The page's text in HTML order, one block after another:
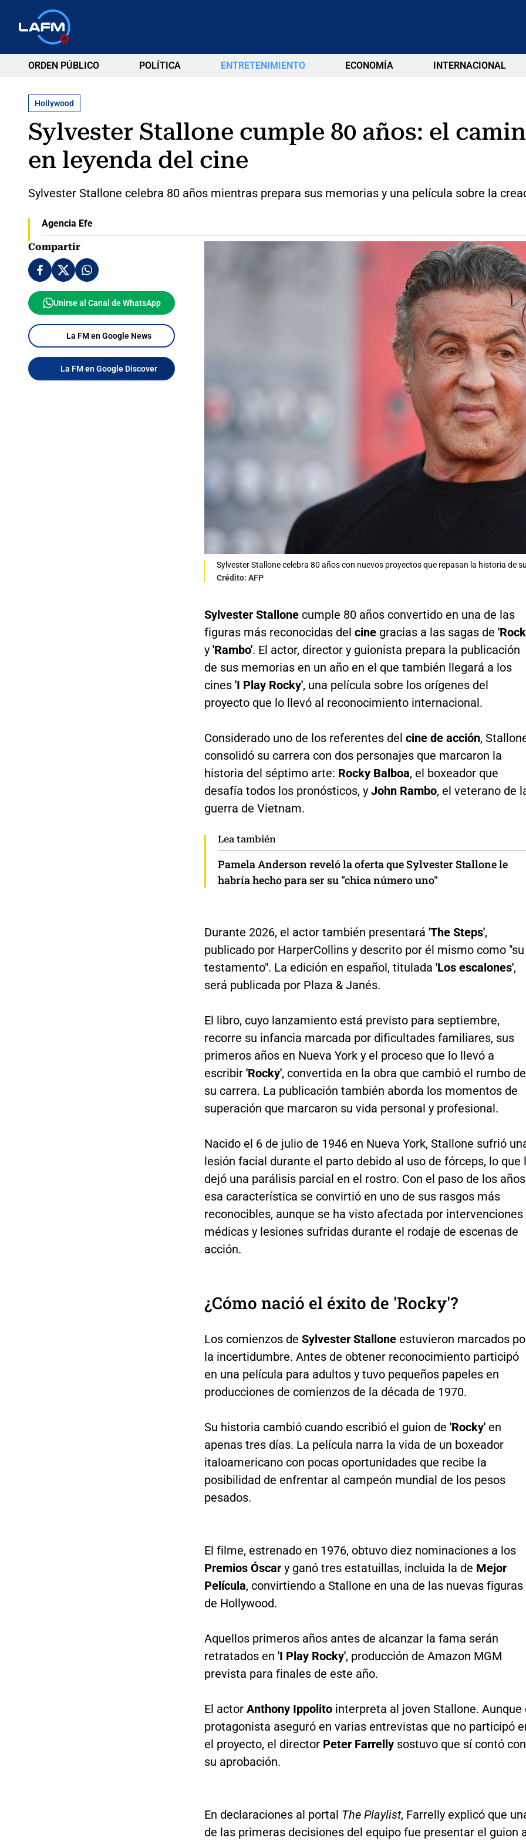
ORDEN PÚBLICO POLÍTICA ENTRETENIMIENTO ECONOMÍA INTERNACIONAL
Hollywood
Sylvester Stallone cumple 80 años: el
en leyenda del cine
Sylvester Stallone celebra 80 años mientras prepara sus memorias y una película sobre la
Agencia Efe
Compartir
Unirse al Canal de WhatsApp
La FM en Google News
La FM en Google Discover
Sylvester Stallone celebra 80 años con nuevos proyectos que repasan la historia de
Crédito: AFP
Sylvester Stallonecumple 80 años convertido en una de las
figuras más reconocidas del cinegracias a las sagas de
y 'Rambo'. El actor, director y guionista prepara la publicación
de sus memorias en un año en el que también llegará a los
cines 'I Play Rocky', una película sobre los orígenes del
proyecto que lo llevó al reconocimiento internacional.
Considerado uno de los referentes del cine de acción,
consolidó su carrera con dos personajes que marcaron la
historia del séptimo arte: Rocky Balboa, el boxeador que
desafía todos los pronósticos, y John Rambo, el veterano de
guerra de Vietnam.
Lea también
Pamela Anderson reveló la oferta que Sylvester Stallone le
habría hecho para ser su "chica número uno"
Durante 2026, el actor también presentará 'The Steps',
publicado por HarperCollins y descrito por él mismo como "su
testamento". La edición en español, titulada 'Los escalones',
será publicada por Plaza & Janés.
El libro, cuyo lanzamiento está previsto para septiembre,
recorre su infancia marcada por dificultades familiares, sus
primeros años en Nueva York y el proceso que lo llevó a
escribir 'Rocky', convertida en la obra que cambió el rumbo de
su carrera. La publicación también aborda los momentos de
superación que marcaron su vida personal y profesional.
Nacido el 6 de julio de 1946 en Nueva York, Stallone sufrió
lesión facial durante el parto debido al uso de fórceps, lo que
dejó una parálisis parcial en el rostro. Con el paso de los
esa característica se convirtió en uno de sus rasgos más
reconocibles, aunque se ha visto afectada por intervenciones
médicas y lesiones sufridas durante el rodaje de escenas de
acción.
¿Cómo nació el éxito de 'Rocky'?
Los comienzos de Sylvester Stalloneestuvieron marcados
la incertidumbre. Antes de obtener reconocimiento participó
en una película para adultos y tuvo pequeños papeles en
producciones de comienzos de la década de 1970.
Su historia cambió cuando escribió el guion de 'Rocky'en
apenas tres días. La película narra la vida de un boxeador
italoamericano con pocas oportunidades que recibe la
posibilidad de enfrentar al campeón mundial de los pesos
pesados.
El filme, estrenado en 1976, obtuvo diez nominaciones a los
Premios Óscary ganó tres estatuillas, incluida la de Mejor
Película, convirtiendo a Stallone en una de las nuevas figuras
de Hollywood.
Aquellos primeros años antes de alcanzar la fama serán
retratados en 'I Play Rocky', producción de Amazon MGM
prevista para finales de este año.
El actor Anthony Ippolitointerpreta al joven Stallone. Aunque
protagonista aseguró en varias entrevistas que no participó
el proyecto, el director Peter Farrellysostuvo que sí contó con
su aprobación.
En declaraciones al portal The Playlist, Farrelly explicó que
de las primeras decisiones del equipo fue presentar el guion